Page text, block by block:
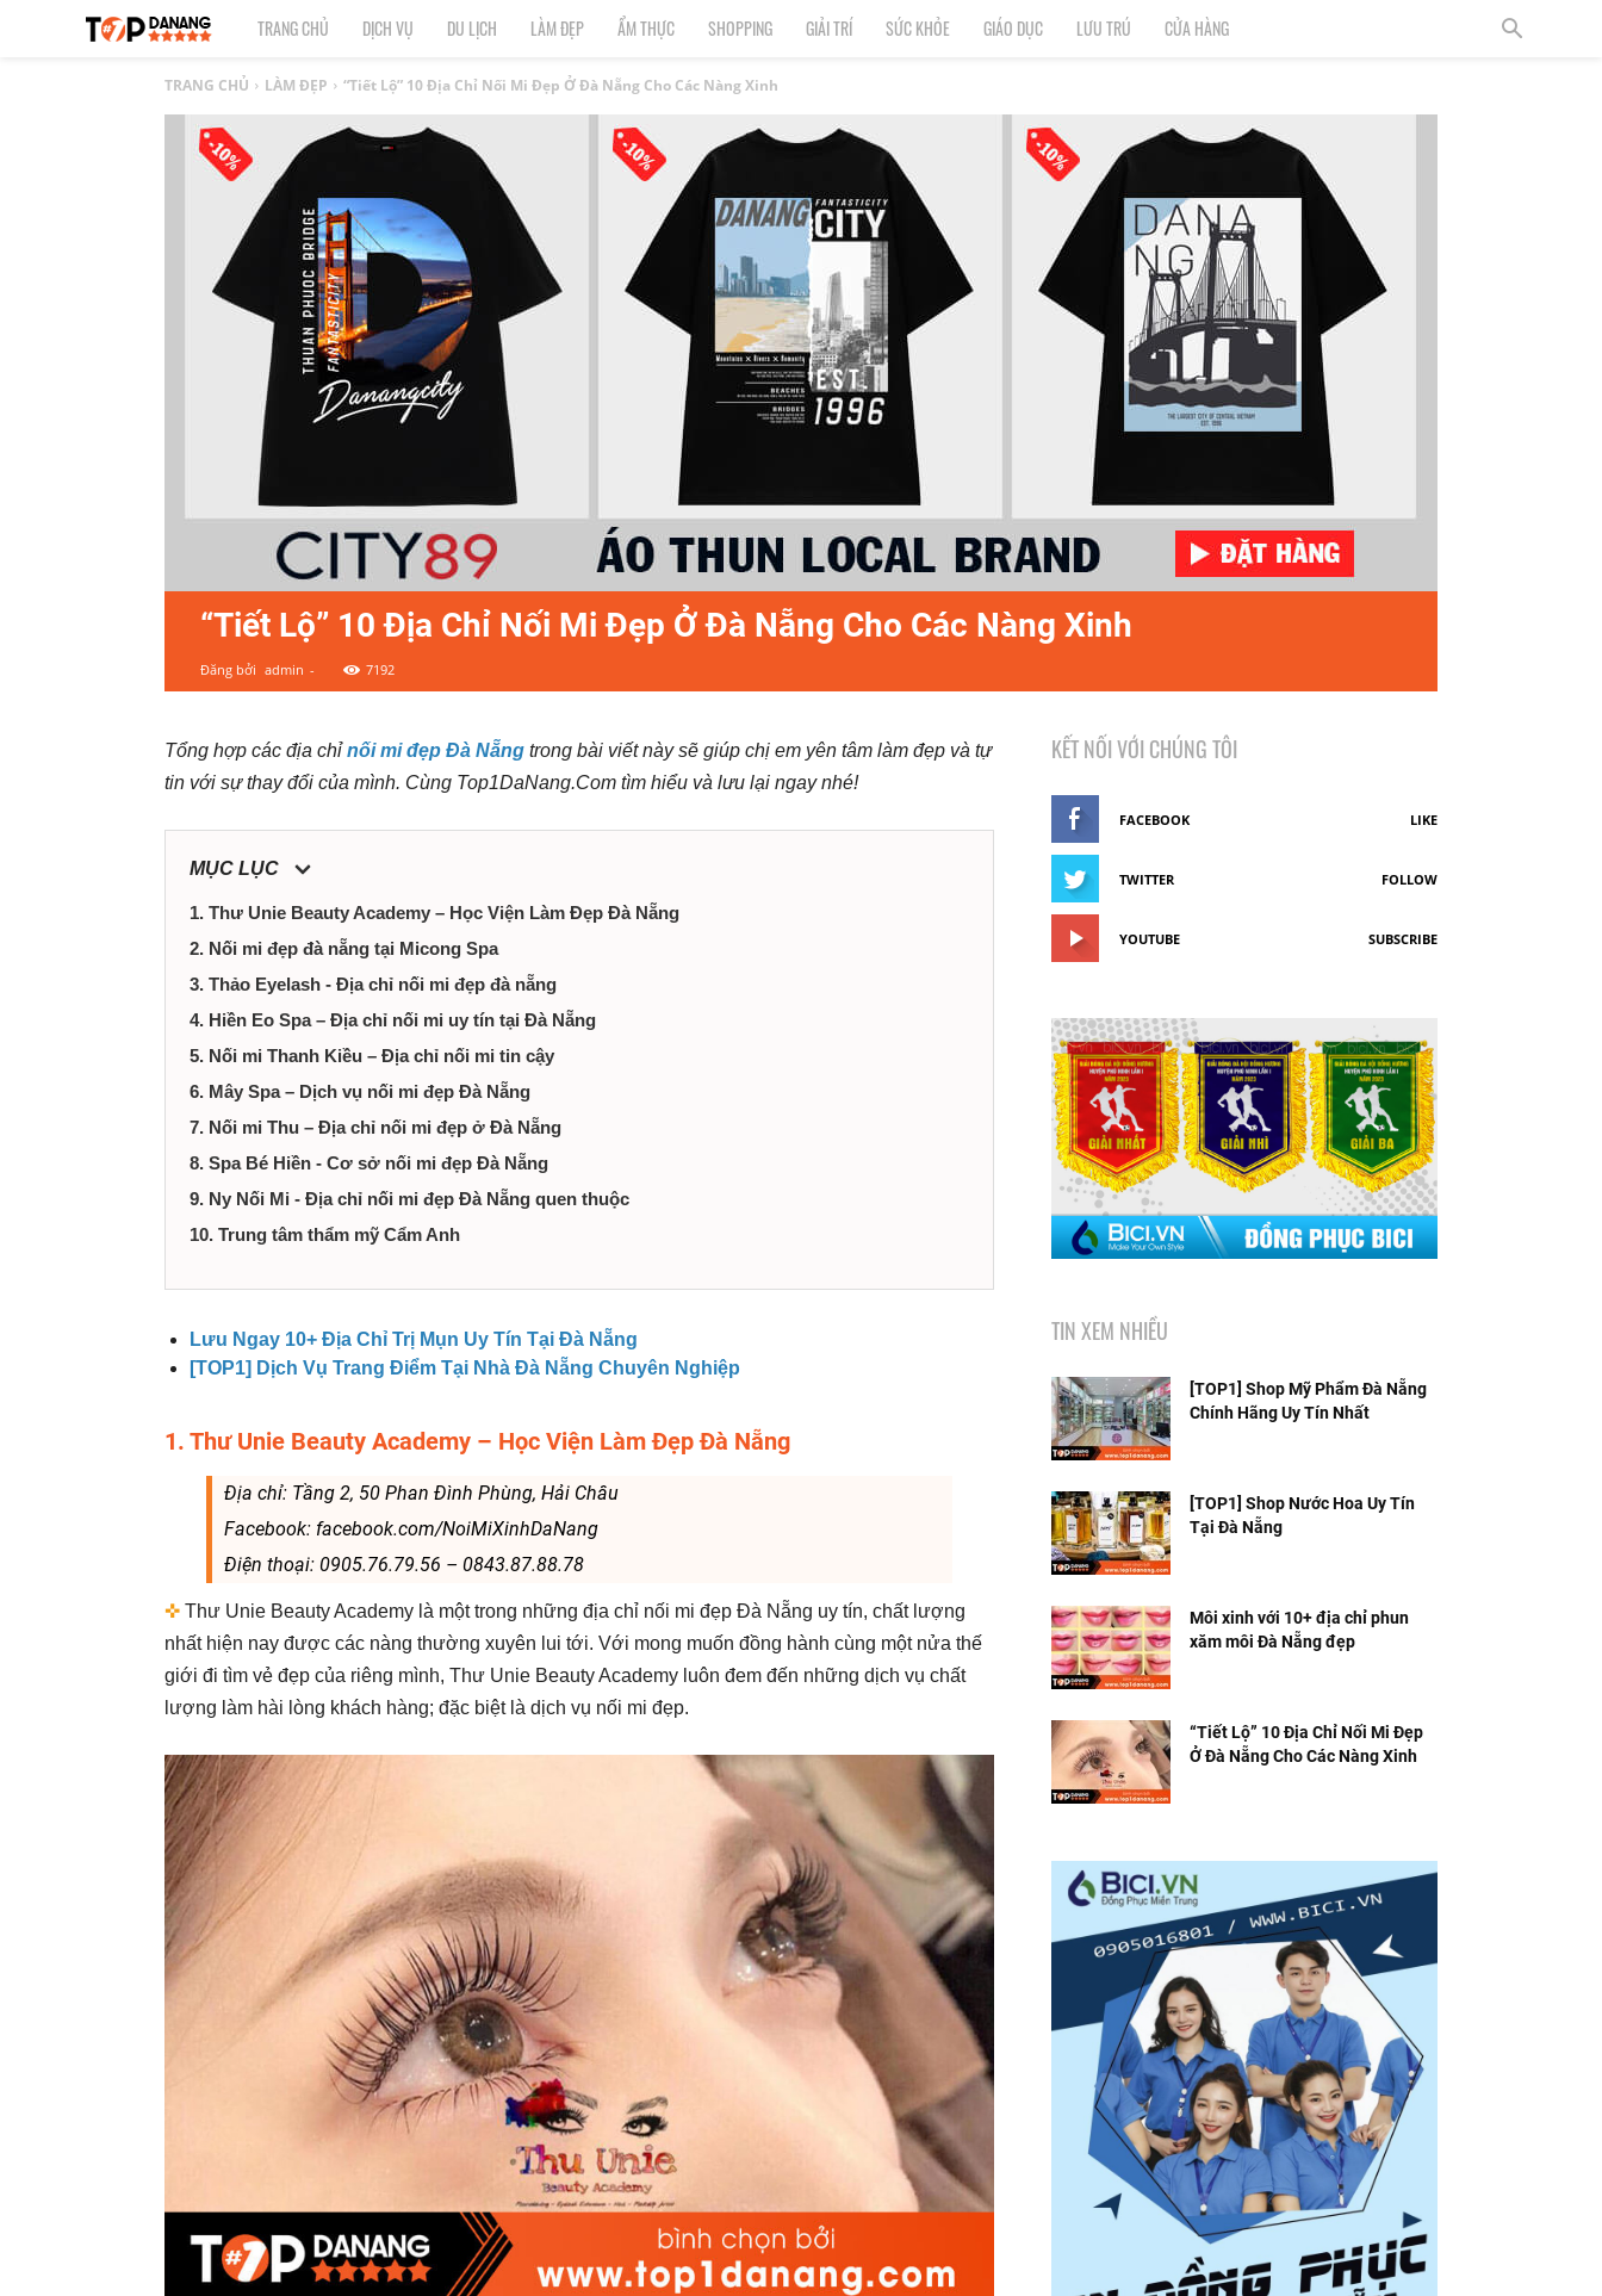
TOP
1
ĐÀ
NẴNG
|
Top
điểm,
công
shop,
tại
Đà
Nẵng
TRANG CHỦ DỊCH VỤ DU LỊCH LÀM ĐẸP ẨM THỰC SHOPPING GIẢI TRÍ SỨC KHỎE GIÁO DỤC LƯU TRÚ CỬA HÀNG
TRANG CHỦ LÀM ĐẸP “Tiết Lộ” 10 Địa Chỉ Nối Mi Đẹp Ở Đà Nẵng Cho Các Nàng Xinh
“Tiết Lộ” 10 Địa Chỉ Nối Mi Đẹp Ở Đà Nẵng Cho Các Nàng Xinh
Đăng bởi admin - 7192
Tổng hợp các địa chỉnối mi đẹp Đà Nẵng trong bài viết này sẽ giúp chị em yên tâm làm đẹp và tự
tin với sự thay đổi của mình. Cùng Top1DaNang.Com tìm hiểu và lưu lại ngay nhé!
MỤC LỤC
1. Thư Unie Beauty Academy – Học Viện Làm Đẹp Đà Nẵng
2. Nối mi đẹp đà nẵng tại Micong Spa
3. Thảo Eyelash - Địa chỉ nối mi đẹp đà nẵng
4. Hiền Eo Spa – Địa chỉ nối mi uy tín tại Đà Nẵng
5. Nối mi Thanh Kiều – Địa chỉ nối mi tin cậy
6. Mây Spa – Dịch vụ nối mi đẹp Đà Nẵng
7. Nối mi Thu – Địa chỉ nối mi đẹp ở Đà Nẵng
8. Spa Bé Hiền - Cơ sở nối mi đẹp Đà Nẵng
9. Ny Nối Mi - Địa chỉ nối mi đẹp Đà Nẵng quen thuộc
10. Trung tâm thẩm mỹ Cẩm Anh
Lưu Ngay 10+ Địa Chỉ Trị Mụn Uy Tín Tại Đà Nẵng
[TOP1] Dịch Vụ Trang Điểm Tại Nhà Đà Nẵng Chuyên Nghiệp
1. Thư Unie Beauty Academy – Học Viện Làm Đẹp Đà Nẵng
Địa chỉ: Tầng 2, 50 Phan Đình Phùng, Hải Châu
Facebook: facebook.com/NoiMiXinhDaNang
Điện thoại: 0905.76.79.56 – ‭0843.87.88.78‬
✜ Thư Unie Beauty Academy là một trong những địa chỉ nối mi đẹp Đà Nẵng uy tín, chất lượng
nhất hiện nay được các nàng thường xuyên lui tới. Với mong muốn đồng hành cùng một nửa thế
giới đi tìm vẻ đẹp của riêng mình, Thư Unie Beauty Academy luôn đem đến những dịch vụ chất
lượng làm hài lòng khách hàng; đặc biệt là dịch vụ nối mi đẹp.
KẾT NỐI VỚI CHÚNG TÔI
FACEBOOK LIKE
TWITTER FOLLOW
YOUTUBE SUBSCRIBE
TIN XEM NHIỀU
[TOP1] Shop Mỹ Phẩm Đà Nẵng
Chính Hãng Uy Tín Nhất
[TOP1] Shop Nước Hoa Uy Tín
Tại Đà Nẵng
Môi xinh với 10+ địa chỉ phun
xăm môi Đà Nẵng đẹp
“Tiết Lộ” 10 Địa Chỉ Nối Mi Đẹp
Ở Đà Nẵng Cho Các Nàng Xinh